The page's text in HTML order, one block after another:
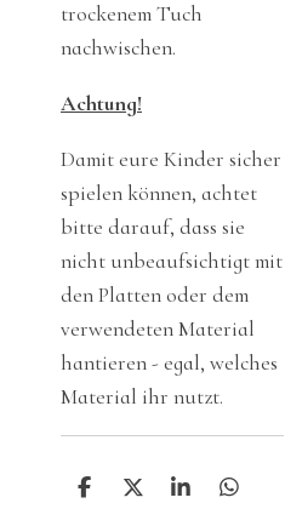
trockenem Tuch
nachwischen.
Achtung!
Damit eure Kinder sicher
spielen können, achtet
bitte darauf, dass sie
nicht unbeaufsichtigt mit
den Platten oder dem
verwendeten Material
hantieren - egal, welches
Material ihr nutzt.
T
T
T
T